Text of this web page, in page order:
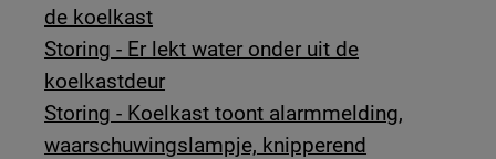
de koelkast
Storing - Er lekt water onder uit de
koelkastdeur
Storing - Koelkast toont alarmmelding,
waarschuwingslampje, knipperend